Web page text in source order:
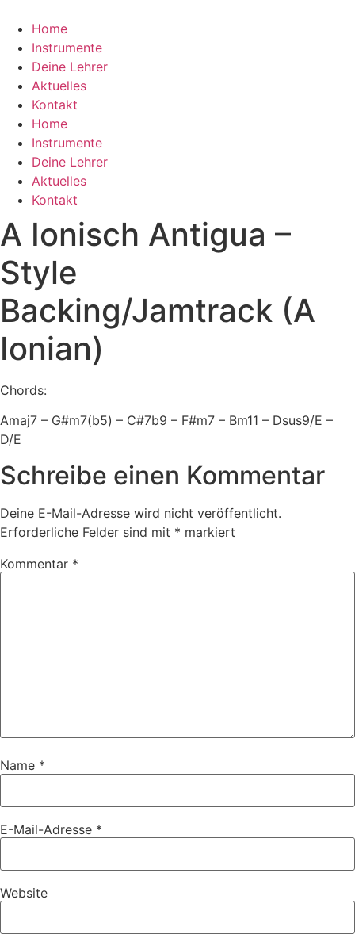
Inhalt
wechseln
Home
Instrumente
Deine Lehrer
Aktuelles
Kontakt
Home
Instrumente
Deine Lehrer
Aktuelles
Kontakt
A Ionisch Antigua –
Style
Backing/Jamtrack (A
Ionian)
Chords:
Amaj7 – G#m7(b5) – C#7b9 – F#m7 – Bm11 – Dsus9/E –
D/E
Schreibe einen Kommentar
Deine E-Mail-Adresse wird nicht veröffentlicht.
Erforderliche Felder sind mit * markiert
Kommentar *
Name *
E-Mail-Adresse *
Website